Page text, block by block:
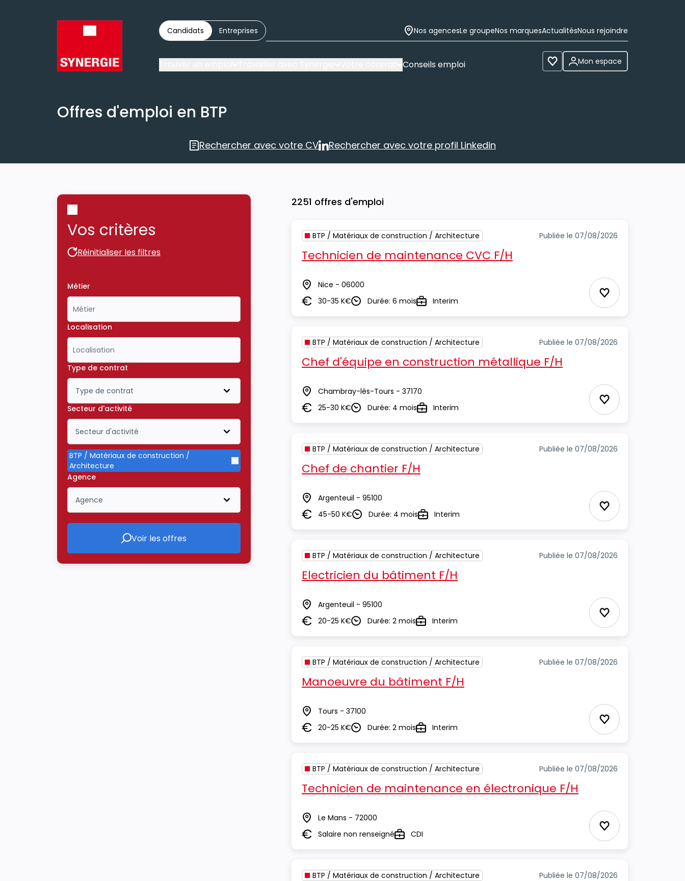
Candidats Entreprises Nos agencesLe groupeNos marquesActualitésNous rejoindre
Conseils emploi Voir les favoris
Mon espace
Offres d'emploi en BTP
Rechercher avec votre CV
Rechercher avec votre CV
Rechercher avec votre profil Linkedin
Rechercher avec votre profil Linkedin
Vos critères
Réinitialiser les filtres
Réinitialiser les filtres
Métier
Localisation
Type de contrat
Type de contrat
Icône ouvrir la liste déroulante
Secteur d'activité
Secteur d'activité
Icône ouvrir la liste déroulante
BTP / Matériaux de construction /
Architecture
Supprimer le critère BTP / Matériaux de construction / Architecture
Agence
Agence
Icône ouvrir la liste déroulante
Voir les offres
Voir les offres
2251 offres d'emploi
BTP / Matériaux de construction / Architecture Publiée le 07/08/2026
Technicien de maintenance CVC F/H
Lieu Nice - 06000
Salaire30-35 K€DuréeDurée: 6 moisTypeInterim Ajouter aux
BTP / Matériaux de construction / Architecture Publiée le 07/08/2026
Chef d'équipe en construction métallique F/H
Lieu Chambray-lès-Tours - 37170
Salaire25-30 K€DuréeDurée: 4 moisTypeInterim Ajouter aux
BTP / Matériaux de construction / Architecture Publiée le 07/08/2026
Chef de chantier F/H
Lieu Argenteuil - 95100
Salaire45-50 K€DuréeDurée: 4 moisTypeInterim Ajouter aux
BTP / Matériaux de construction / Architecture Publiée le 07/08/2026
Electricien du bâtiment F/H
Lieu Argenteuil - 95100
Salaire20-25 K€DuréeDurée: 2 moisTypeInterim Ajouter aux
BTP / Matériaux de construction / Architecture Publiée le 07/08/2026
Manoeuvre du bâtiment F/H
Lieu Tours - 37100
Salaire20-25 K€DuréeDurée: 2 moisTypeInterim Ajouter aux
BTP / Matériaux de construction / Architecture Publiée le 07/08/2026
Technicien de maintenance en électronique F/H
Lieu Le Mans - 72000
SalaireSalaire non renseignéTypeCDI Ajouter aux
BTP / Matériaux de construction / Architecture Publiée le 07/08/2026